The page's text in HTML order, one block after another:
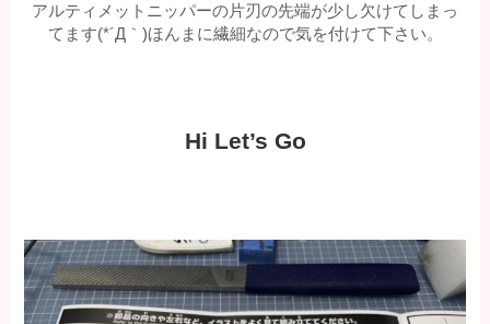
アルティメットニッパーの片刃の先端が少し欠けてしまっ
てます(*´Д｀)ほんまに繊細なので気を付けて下さい。
Hi Let’s Go